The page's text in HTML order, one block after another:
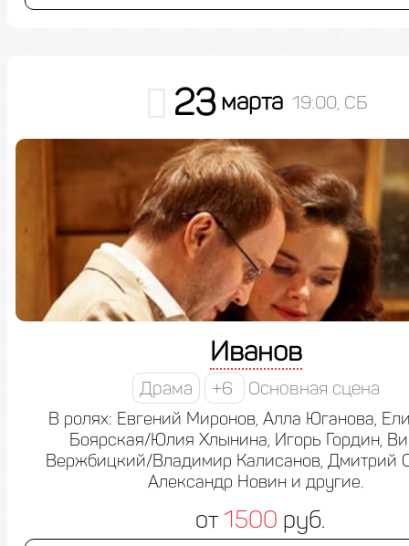
23 марта 19:00, СБ
Иванов
Драма +6 Основная сцена
В ролях: Евгений Миронов, Алла Юганова,
Боярская/Юлия Хлынина, Игорь Гордин,
Вержбицкий/Владимир Калисанов, Дмитрий
Александр Новин и другие.
от 1500 руб.